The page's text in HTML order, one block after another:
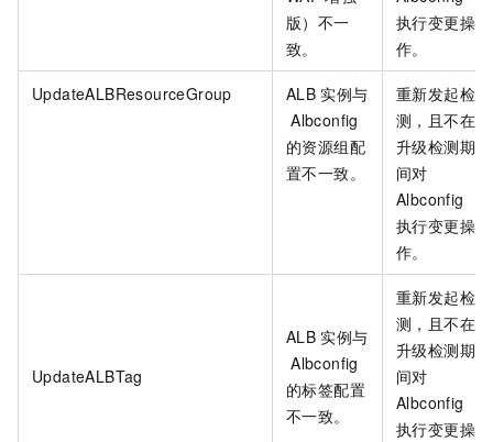
版）不一
致。
执行变更操
作。
UpdateALBResourceGroup ALB 实例与
Albconfig
的资源组配
置不一致。
重新发起检
测，且不在
升级检测期
间对
Albconfig
执行变更操
作。
UpdateALBTag
ALB 实例与
Albconfig
的标签配置
不一致。
重新发起检
测，且不在
升级检测期
间对
Albconfig
执行变更操